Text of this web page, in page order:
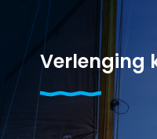
Verlenging